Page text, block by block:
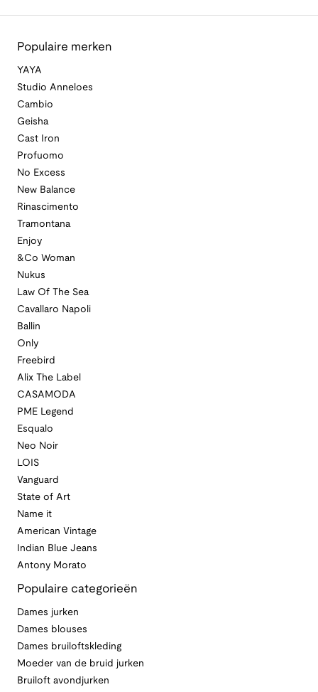
Populaire merken
YAYA
Studio Anneloes
Cambio
Geisha
Cast Iron
Profuomo
No Excess
New Balance
Rinascimento
Tramontana
Enjoy
&Co Woman
Nukus
Law Of The Sea
Cavallaro Napoli
Ballin
Only
Freebird
Alix The Label
CASAMODA
PME Legend
Esqualo
Neo Noir
LOIS
Vanguard
State of Art
Name it
American Vintage
Indian Blue Jeans
Antony Morato
Populaire categorieën
Dames jurken
Dames blouses
Dames bruiloftskleding
Moeder van de bruid jurken
Bruiloft avondjurken